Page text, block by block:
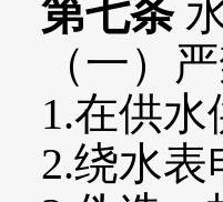
第七条
（一）
1.在供
2.绕水